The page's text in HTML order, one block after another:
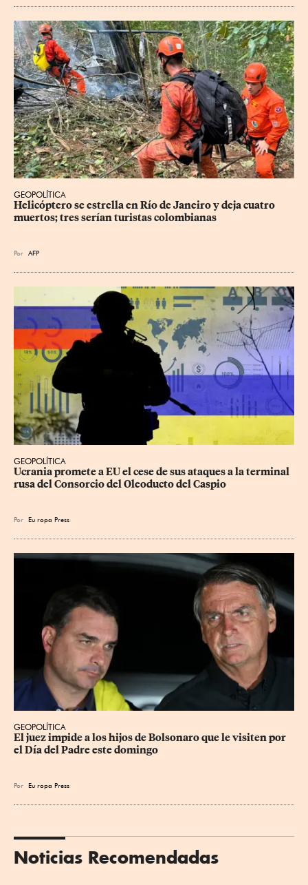
GEOPOLÍTICA
Helicóptero se estrella en Río de Janeiro y deja cuatro
muertos; tres serían turistas colombianas
Por AFP
GEOPOLÍTICA
Ucrania promete a EU el cese de sus ataques a la terminal
rusa del Consorcio del Oleoducto del Caspio
Por Eu ropa Press
GEOPOLÍTICA
El juez impide a los hijos de Bolsonaro que le visiten por
el Día del Padre este domingo
Por Eu ropa Press
Noticias Recomendadas